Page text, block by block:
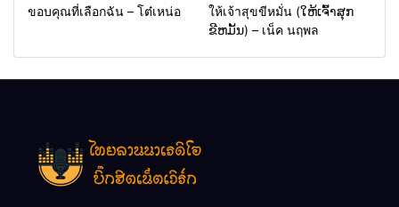
ขอบคุณที่เลือกฉัน – โต๋เหน่อ
ให้เจ้าสุขขีหมั่น (ໃຫ້ເຈົ້າສຸກ
ຂີຫມັ້ນ) – เน็ค นฤพล